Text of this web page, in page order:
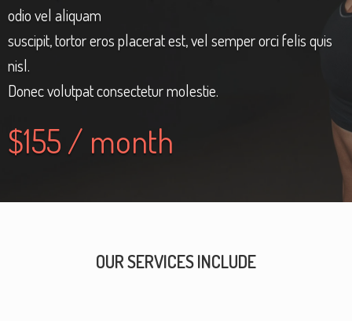
odio vel aliquam
suscipit, tortor eros placerat est, vel semper orci felis quis
nisl.
Donec volutpat consectetur molestie.
$155 / month
OUR SERVICES INCLUDE